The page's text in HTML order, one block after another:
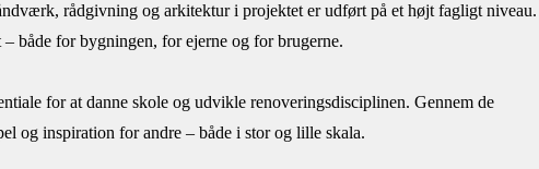
rådgivning og arkitektur i projektet er udført på et højt fagligt niveau.
både for bygningen, for ejerne og for brugerne.
for at danne skole og udvikle renoveringsdisciplinen. Gennem de
og inspiration for andre – både i stor og lille skala.